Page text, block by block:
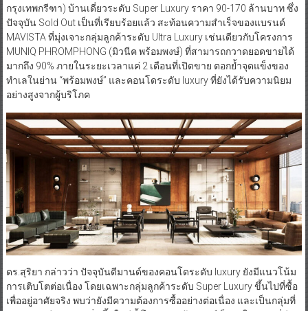
กรุงเทพกรีฑา) บ้านเดี่ยวระดับ Super Luxury ราคา 90-170 ล้านบาท ซึ่ง
ปัจจุบัน Sold Out เป็นที่เรียบร้อยแล้ว สะท้อนความสำเร็จของแบรนด์
MAVISTA ที่มุ่งเจาะกลุ่มลูกค้าระดับ Ultra Luxury เช่นเดียวกับโครงการ
MUNIQ PHROMPHONG (มิวนีค พร้อมพงษ์) ที่สามารถกวาดยอดขายได้
มากถึง 90% ภายในระยะเวลาแค่ 2 เดือนที่เปิดขาย ตอกย้ำจุดแข็งของ
ทำเลในย่าน “พร้อมพงษ์” และคอนโดระดับ luxury ที่ยังได้รับความนิยม
อย่างสูงจากผู้บริโภค
ดร.สุริยา กล่าวว่า ปัจจุบันดีมานด์ของคอนโดระดับ luxury ยังมีแนวโน้ม
การเติบโตต่อเนื่อง โดยเฉพาะกลุ่มลูกค้าระดับ Super Luxury ขึ้นไปที่ซื้อ
เพื่ออยู่อาศัยจริง พบว่ายังมีความต้องการซื้ออย่างต่อเนื่อง และเป็นกลุ่มที่